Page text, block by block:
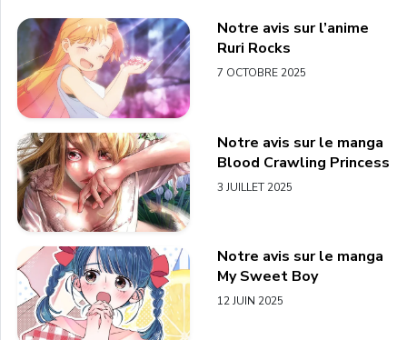
Notre avis sur l’anime
Ruri Rocks
7 OCTOBRE 2025
Notre avis sur le manga
Blood Crawling Princess
3 JUILLET 2025
Notre avis sur le manga
My Sweet Boy
12 JUIN 2025